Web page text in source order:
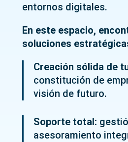
entornos digitales.
En este espacio,
soluciones
Creación sólida de
constitución de
visión de futuro.
Soporte total:
asesoramiento